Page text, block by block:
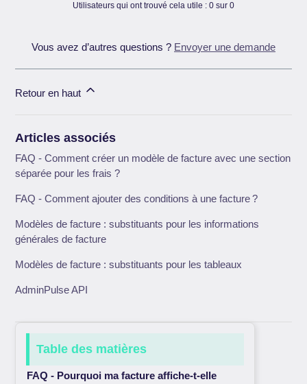
Utilisateurs qui ont trouvé cela utile : 0 sur 0
Vous avez d’autres questions ? Envoyer une demande
Retour en haut
Articles associés
FAQ - Comment créer un modèle de facture avec une section
séparée pour les frais ?
FAQ - Comment ajouter des conditions à une facture ?
Modèles de facture : substituants pour les informations
générales de facture
Modèles de facture : substituants pour les tableaux
AdminPulse API
Table des matières
FAQ - Pourquoi ma facture affiche-t-elle